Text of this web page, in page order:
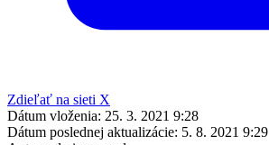
Zdieľať na sieti X
Dátum vloženia: 25. 3. 2021 9:28
Dátum poslednej aktualizácie: 5. 8. 2021 9:29